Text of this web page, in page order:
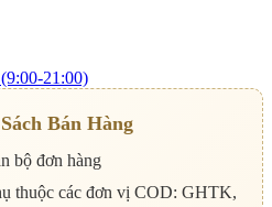
(9:00-21:00)
Bán Hàng
bộ đơn hàng
thuộc các đơn vị COD: GHTK,